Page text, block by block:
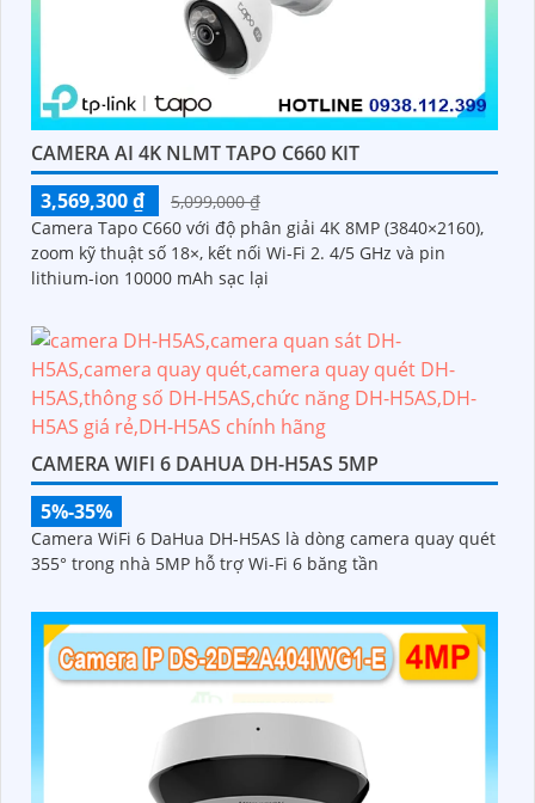
CAMERA AI 4K NLMT TAPO C660 KIT
3,569,300 ₫
5,099,000 ₫
Camera Tapo C660 với độ phân giải 4K 8MP (3840×2160),
zoom kỹ thuật số 18×, kết nối Wi-Fi 2. 4/5 GHz và pin
lithium-ion 10000 mAh sạc lại
CAMERA WIFI 6 DAHUA DH-H5AS 5MP
5%-35%
Camera WiFi 6 DaHua DH-H5AS là dòng camera quay quét
355° trong nhà 5MP hỗ trợ Wi-Fi 6 băng tần